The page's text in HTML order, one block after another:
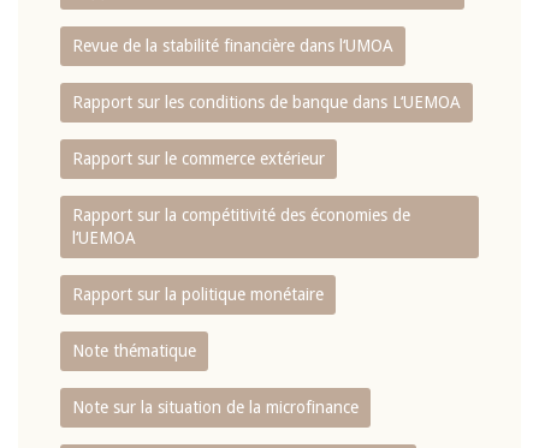
Revue de la stabilité financière dans l‘UMOA
Rapport sur les conditions de banque dans L‘UEMOA
Rapport sur le commerce extérieur
Rapport sur la compétitivité des économies de
l‘UEMOA
Rapport sur la politique monétaire
Note thématique
Note sur la situation de la microfinance